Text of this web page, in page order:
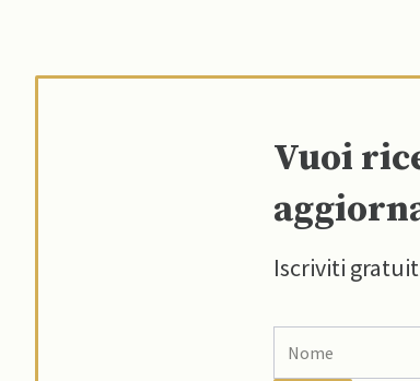
Vuoi
Iscriviti